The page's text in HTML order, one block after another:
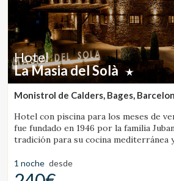
Hotel
La Masia del Solà
Monistrol de Calders, Bages,
Hotel con piscina para los meses de
fue fundado en 1946 por la familia
tradición para su cocina mediterránea
1 noche desde